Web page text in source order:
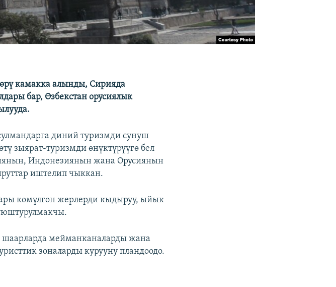
камакка алынды, Сирияда
бар, Өзбекстан орусиялык
диний туризмди сунуш
зыярат-туризмди өнүктүрүүгө бел
Индонезиянын жана Орусиянын
иштелип чыккан.
көмүлгөн жерлерди кыдыруу, ыйык
шаарларда мейманканаларды жана
зоналарды курууну пландоодо.